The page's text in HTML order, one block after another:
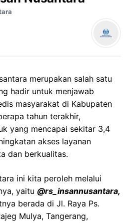
merupakan salah satu
hadir untuk menjawab
masyarakat di Kabupaten
tahun terakhir,
yang mencapai sekitar 3,4
akses layanan
dan berkualitas.
ini kita peroleh melalui
yaitu @rs_insannusantara,
berada di Jl. Raya Ps.
Mulya, Tangerang,